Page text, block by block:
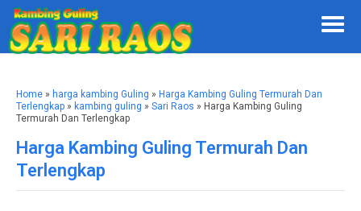
Home » harga kambing Guling » Harga Kambing Guling Termurah Dan
Terlengkap » kambing guling » Sari Raos » Harga Kambing Guling
Termurah Dan Terlengkap
Harga Kambing Guling Termurah Dan
Terlengkap